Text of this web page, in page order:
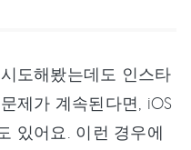
도해봤는데도 인스타
제가 계속된다면, iOS
있어요. 이런 경우에